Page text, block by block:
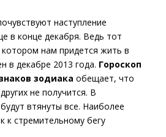
наступление
в конце декабря. Ведь тот
нам придется жить в
в декабре 2013 года. Гороскоп
зодиака обещает, что
не получится. В
втянуты все. Наиболее
к стремительному бегу